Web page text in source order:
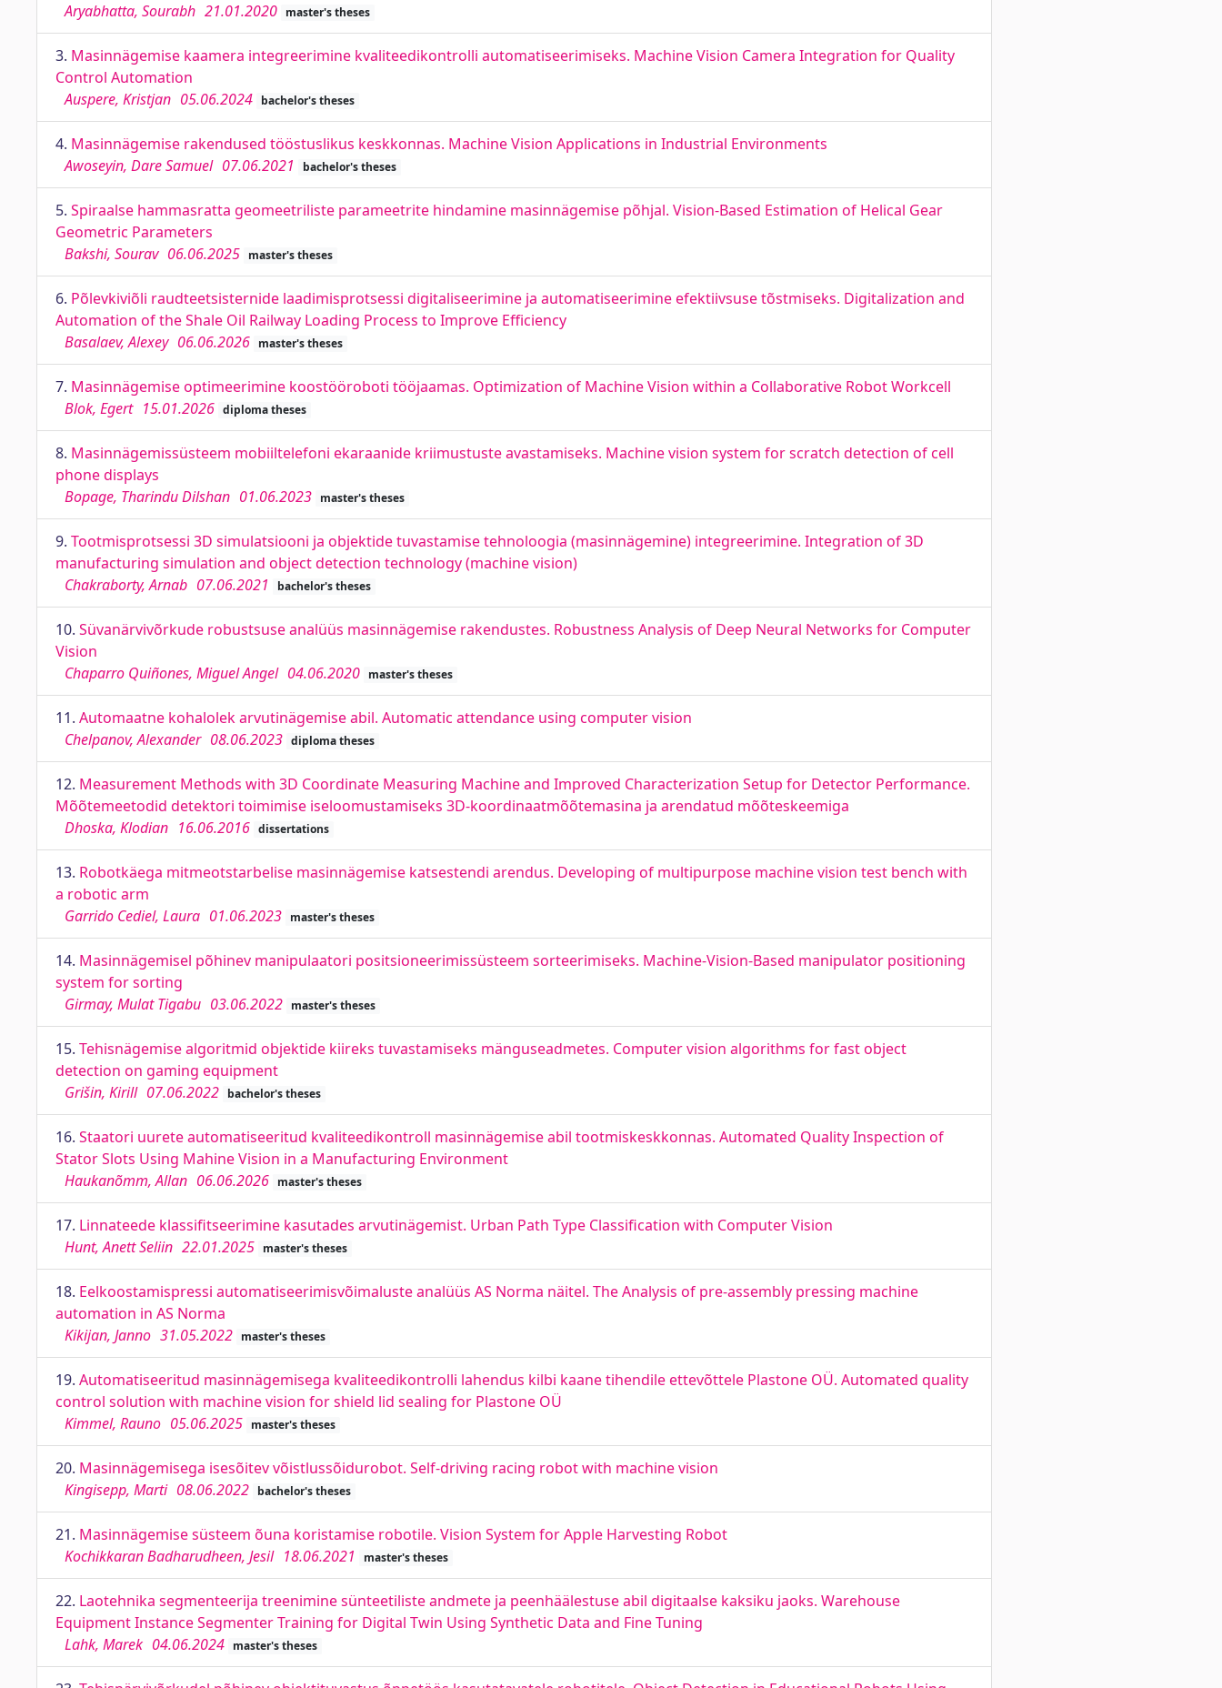
Aryabhatta, Sourabh 21.01.2020 master's theses
3. Masinnägemise kaamera integreerimine kvaliteedikontrolli automatiseerimiseks. Machine Vision Camera Integration for Quality
Control Automation
Auspere, Kristjan 05.06.2024 bachelor's theses
4. Masinnägemise rakendused tööstuslikus keskkonnas. Machine Vision Applications in Industrial Environments
Awoseyin, Dare Samuel 07.06.2021 bachelor's theses
5. Spiraalse hammasratta geomeetriliste parameetrite hindamine masinnägemise põhjal. Vision-Based Estimation of Helical Gear
Geometric Parameters
Bakshi, Sourav 06.06.2025 master's theses
6. Põlevkiviõli raudteetsisternide laadimisprotsessi digitaliseerimine ja automatiseerimine efektiivsuse tõstmiseks. Digitalization and
Automation of the Shale Oil Railway Loading Process to Improve Efficiency
Basalaev, Alexey 06.06.2026 master's theses
7. Masinnägemise optimeerimine koostööroboti tööjaamas. Optimization of Machine Vision within a Collaborative Robot Workcell
Blok, Egert 15.01.2026 diploma theses
8. Masinnägemissüsteem mobiiltelefoni ekaraanide kriimustuste avastamiseks. Machine vision system for scratch detection of cell
phone displays
Bopage, Tharindu Dilshan 01.06.2023 master's theses
9. Tootmisprotsessi 3D simulatsiooni ja objektide tuvastamise tehnoloogia (masinnägemine) integreerimine. Integration of 3D
manufacturing simulation and object detection technology (machine vision)
Chakraborty, Arnab 07.06.2021 bachelor's theses
10. Süvanärvivõrkude robustsuse analüüs masinnägemise rakendustes. Robustness Analysis of Deep Neural Networks for Computer
Vision
Chaparro Quiñones, Miguel Angel 04.06.2020 master's theses
11. Automaatne kohalolek arvutinägemise abil. Automatic attendance using computer vision
Chelpanov, Alexander 08.06.2023 diploma theses
12. Measurement Methods with 3D Coordinate Measuring Machine and Improved Characterization Setup for Detector Performance.
Mõõtemeetodid detektori toimimise iseloomustamiseks 3D-koordinaatmõõtemasina ja arendatud mõõteskeemiga
Dhoska, Klodian 16.06.2016 dissertations
13. Robotkäega mitmeotstarbelise masinnägemise katsestendi arendus. Developing of multipurpose machine vision test bench with
a robotic arm
Garrido Cediel, Laura 01.06.2023 master's theses
14. Masinnägemisel põhinev manipulaatori positsioneerimissüsteem sorteerimiseks. Machine-Vision-Based manipulator positioning
system for sorting
Girmay, Mulat Tigabu 03.06.2022 master's theses
15. Tehisnägemise algoritmid objektide kiireks tuvastamiseks mänguseadmetes. Computer vision algorithms for fast object
detection on gaming equipment
Grišin, Kirill 07.06.2022 bachelor's theses
16. Staatori uurete automatiseeritud kvaliteedikontroll masinnägemise abil tootmiskeskkonnas. Automated Quality Inspection of
Stator Slots Using Mahine Vision in a Manufacturing Environment
Haukanõmm, Allan 06.06.2026 master's theses
17. Linnateede klassifitseerimine kasutades arvutinägemist. Urban Path Type Classification with Computer Vision
Hunt, Anett Seliin 22.01.2025 master's theses
18. Eelkoostamispressi automatiseerimisvõimaluste analüüs AS Norma näitel. The Analysis of pre-assembly pressing machine
automation in AS Norma
Kikijan, Janno 31.05.2022 master's theses
19. Automatiseeritud masinnägemisega kvaliteedikontrolli lahendus kilbi kaane tihendile ettevõttele Plastone OÜ. Automated quality
control solution with machine vision for shield lid sealing for Plastone OÜ
Kimmel, Rauno 05.06.2025 master's theses
20. Masinnägemisega isesõitev võistlussõidurobot. Self-driving racing robot with machine vision
Kingisepp, Marti 08.06.2022 bachelor's theses
21. Masinnägemise süsteem õuna koristamise robotile. Vision System for Apple Harvesting Robot
Kochikkaran Badharudheen, Jesil 18.06.2021 master's theses
22. Laotehnika segmenteerija treenimine sünteetiliste andmete ja peenhäälestuse abil digitaalse kaksiku jaoks. Warehouse
Equipment Instance Segmenter Training for Digital Twin Using Synthetic Data and Fine Tuning
Lahk, Marek 04.06.2024 master's theses